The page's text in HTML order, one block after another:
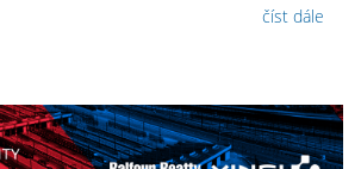
číst dále